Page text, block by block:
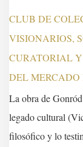
CLUB DE
VISIONARIOS,
CURATORIAL
DEL
La obra de
legado cultural
filosófico y lo